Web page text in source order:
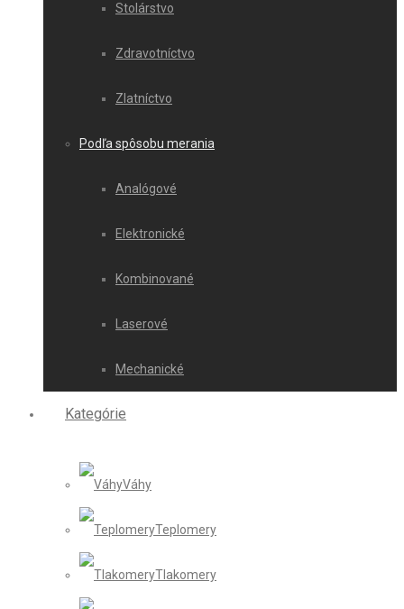
Stolárstvo
Zdravotníctvo
Zlatníctvo
Podľa spôsobu merania
Analógové
Elektronické
Kombinované
Laserové
Mechanické
Kategórie
Váhy
Teplomery
Tlakomery